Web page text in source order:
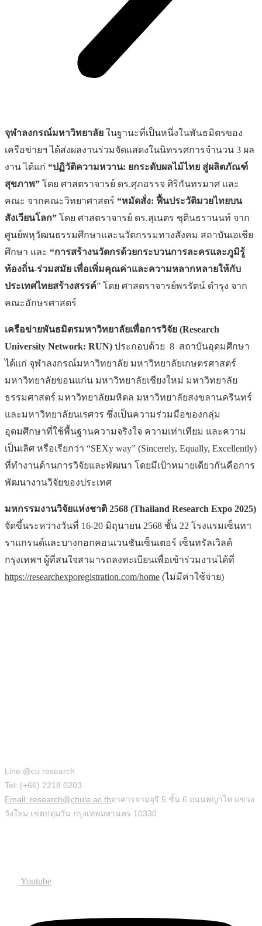
จุฬาลงกรณ์มหาวิทยาลัย ในฐานะที่เป็นหนึ่งในพันธมิตรของ
เครือข่ายฯ ได้ส่งผลงานร่วมจัดแสดงในนิทรรศการจำนวน 3 ผล
งาน ได้แก่ “ปฏิวัติความหวาน: ยกระดับผลไม้ไทย สู่ผลิตภัณฑ์
สุขภาพ” โดย ศาสตราจารย์ ดร.ศุภอรรจ ศิริกันทรมาศ และ
คณะ จากคณะวิทยาศาสตร์ “หมัดสั่ง: ฟื้นประวัติมวยไทยบน
สังเวียนโลก” โดย ศาสตราจารย์ ดร.สุเนตร ชุตินธรานนท์ จาก
ศูนย์พหุวัฒนธรรมศึกษาและนวัตกรรมทางสังคม สถาบันเอเชีย
ศึกษา และ “การสร้างนวัตกรด้วยกระบวนการละครและภูมิรู้
ท้องถิ่น-ร่วมสมัย เพื่อเพิ่มคุณค่าและความหลากหลายให้กับ
ประเทศไทยสร้างสรรค์” โดย ศาสตราจารย์พรรัตน์ ดำรุง จาก
คณะอักษรศาสตร์
เครือข่ายพันธมิตรมหาวิทยาลัยเพื่อการวิจัย (Research
University Network: RUN) ประกอบด้วย 8 สถาบันอุดมศึกษา
ได้แก่ จุฬาลงกรณ์มหาวิทยาลัย มหาวิทยาลัยเกษตรศาสตร์
มหาวิทยาลัยขอนแก่น มหาวิทยาลัยเชียงใหม่ มหาวิทยาลัย
ธรรมศาสตร์ มหาวิทยาลัยมหิดล มหาวิทยาลัยสงขลานครินทร์
และมหาวิทยาลัยนเรศวร ซึ่งเป็นความร่วมมือของกลุ่ม
อุดมศึกษาที่ใช้พื้นฐานความจริงใจ ความเท่าเทียม และความ
เป็นเลิศ หรือเรียกว่า “SEXy way” (Sincerely, Equally, Excellently)
ที่ทำงานด้านการวิจัยและพัฒนา โดยมีเป้าหมายเดียวกันคือการ
พัฒนางานวิจัยของประเทศ
มหกรรมงานวิจัยแห่งชาติ 2568 (Thailand Research Expo 2025)
จัดขึ้นระหว่างวันที่ 16-20 มิถุนายน 2568 ชั้น 22 โรงแรมเซ็นทา
ราแกรนด์และบางกอกคอนเวนชันเซ็นเตอร์ เซ็นทรัลเวิลด์
กรุงเทพฯ ผู้ที่สนใจสามารถลงทะเบียนเพื่อเข้าร่วมงานได้ที่
https://researchexporegistration.com/home (ไม่มีค่าใช้จ่าย)
Line @cu.research
Tel: (+66) 2218 0203
Email: research@chula.ac.thอาคารจามจุรี 5 ชั้น 6 ถนนพญาไท แขวง
วังใหม่ เขตปทุมวัน กรุงเทพมหานคร 10330
Youtube